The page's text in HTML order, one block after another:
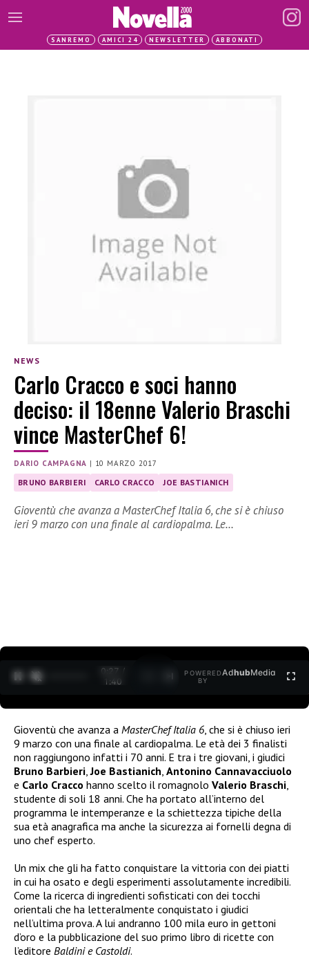
SANREMO AMICI 24 NEWSLETTER ABBONATI
NEWS
Carlo Cracco e soci hanno
deciso: il 18enne Valerio Braschi
vince MasterChef 6!
DARIO CAMPAGNA | 10 MARZO 2017
BRUNO BARBIERI CARLO CRACCO JOE BASTIANICH
Gioventù che avanza a MasterChef Italia 6, che si è chiuso
ieri 9 marzo con una finale al cardiopalma. Le…
0:28 /
1:40
POWERED
BY
AdhubMedia
Gioventù che avanza a MasterChef Italia 6 , che si è chiuso ieri
9 marzo con una finale al cardiopalma. Le età dei 3 finalisti
non raggiungono infatti i 70 anni. E tra i tre giovani, i giudici
Bruno Barbieri ,Joe Bastianich Antonino Cannavacciuolo
e Carlo Cracco hanno scelto il romagnolo Valerio Braschi
studente di soli 18 anni. Che ha portato all’interno del
programma le intemperanze e la schiettezza tipiche della
sua età anagrafica ma anche la sicurezza ai fornelli degna di
uno chef esperto.
Un mix che gli ha fatto conquistare la vittoria con dei piatti
in cui ha osato e degli esperimenti assolutamente incredibili.
Come la ricerca di ingredienti sofisticati con dei tocchi
orientali che ha letteralmente conquistato i giudici
nell’ultima prova. A lui andranno 100 mila euro in gettoni
d’oro e la pubblicazione del suo primo libro di ricette con
l’editore Baldini e Castoldi.